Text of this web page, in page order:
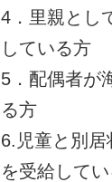
4．里親とし
している方
5．配偶者が
る方
6.児童と別居
を受給して